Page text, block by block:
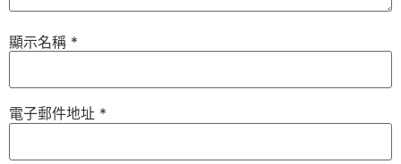
顯示名稱 *
電子郵件地址 *